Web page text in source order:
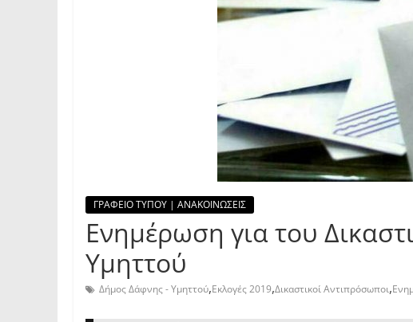
ΓΡΑΦΕΙΟ ΤΥΠΟΥ | ΑΝΑΚΟΙΝΩΣΕΙΣ
Ενημέρωση για του
Υμηττού
Δήμος Δάφνης - Υμηττού,Εκλογές 2019,Δικαστικοί Αντιπρόσωποι,